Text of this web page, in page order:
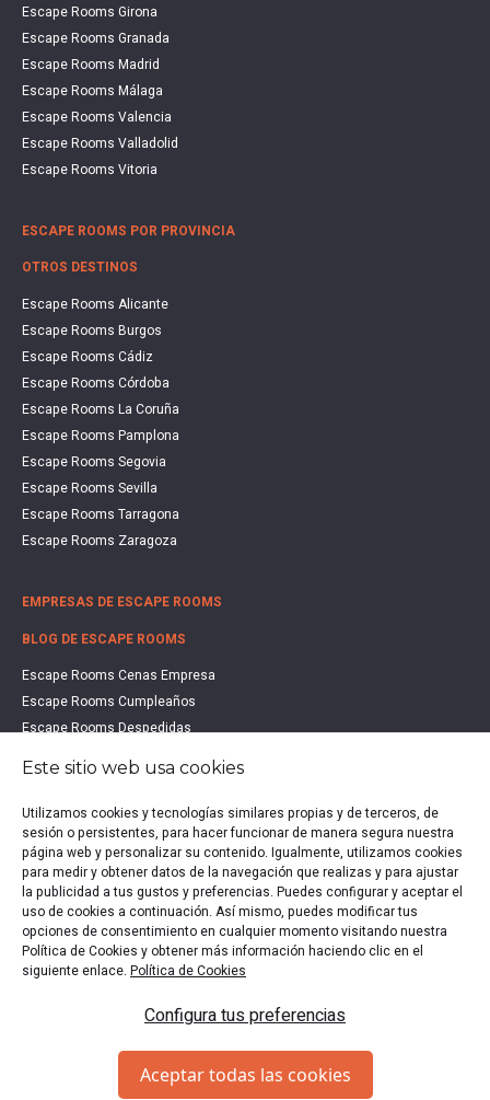
Escape Rooms Girona
Escape Rooms Granada
Escape Rooms Madrid
Escape Rooms Málaga
Escape Rooms Valencia
Escape Rooms Valladolid
Escape Rooms Vitoria
ESCAPE ROOMS POR PROVINCIA
OTROS DESTINOS
Escape Rooms Alicante
Escape Rooms Burgos
Escape Rooms Cádiz
Escape Rooms Córdoba
Escape Rooms La Coruña
Escape Rooms Pamplona
Escape Rooms Segovia
Escape Rooms Sevilla
Escape Rooms Tarragona
Escape Rooms Zaragoza
EMPRESAS DE ESCAPE ROOMS
BLOG DE ESCAPE ROOMS
Escape Rooms Cenas Empresa
Escape Rooms Cumpleaños
Escape Rooms Despedidas
Escape Rooms Familias
Escape Rooms Halloween
Escape Rooms San Valentín
Estudio de Mercado Escape Rooms 2021
Qué es un Escape Room
Qué es un Hall Escape
Escape Rooms en España
Copyright © 2020-2026 EscapeUp | Todos los derechos
reservados.
Este sitio web usa cookies
Utilizamos cookies y tecnologías similares propias y de terceros, de
sesión o persistentes, para hacer funcionar de manera segura nuestra
página web y personalizar su contenido. Igualmente, utilizamos cookies
para medir y obtener datos de la navegación que realizas y para ajustar
la publicidad a tus gustos y preferencias. Puedes configurar y aceptar el
uso de cookies a continuación. Así mismo, puedes modificar tus
opciones de consentimiento en cualquier momento visitando nuestra
Política de Cookies y obtener más información haciendo clic en el
siguiente enlace. Política de Cookies
Configura tus preferencias
Aceptar todas las cookies